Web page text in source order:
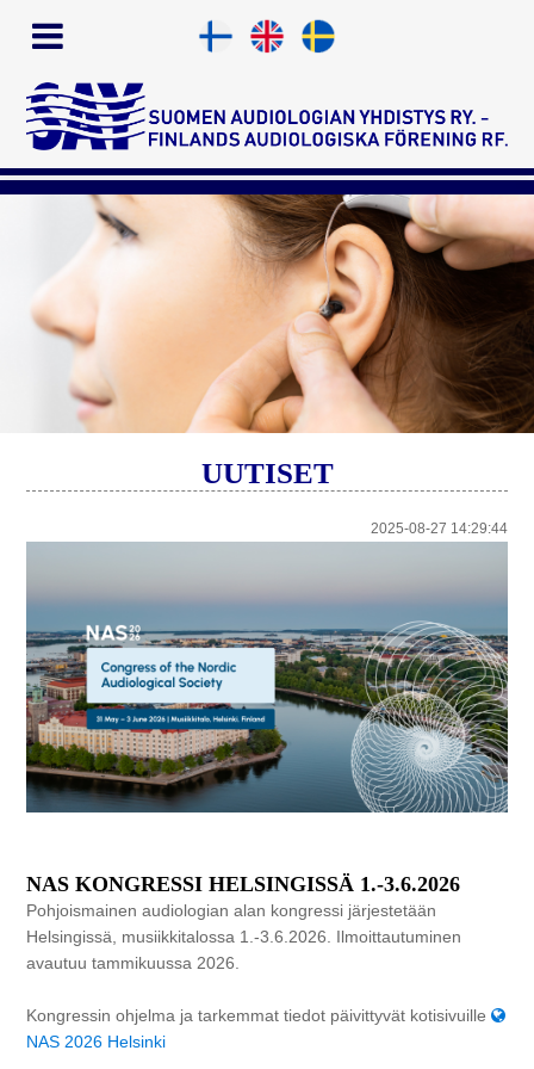
UUTISET
2025-08-27 14:29:44
NAS KONGRESSI HELSINGISSÄ 1.-3.6.2026
Pohjoismainen audiologian alan kongressi järjestetään
Helsingissä, musiikkitalossa 1.-3.6.2026. Ilmoittautuminen
avautuu tammikuussa 2026.
Kongressin ohjelma ja tarkemmat tiedot päivittyvät kotisivuille
NAS 2026 Helsinki